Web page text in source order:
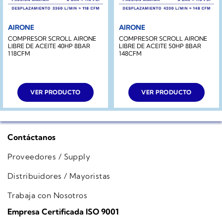
AIRONE
COMPRESOR SCROLL AIRONE
LIBRE DE ACEITE 40HP 8BAR
118CFM
VER PRODUCTO
AIRONE
COMPRESOR SCROLL AIRONE
LIBRE DE ACEITE 50HP 8BAR
148CFM
VER PRODUCTO
Contáctanos
Proveedores / Supply
Distribuidores / Mayoristas
Trabaja con Nosotros
Empresa Certificada ISO 9001